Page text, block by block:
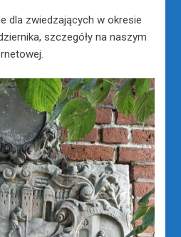
dla zwiedzających w okresie
szczegóły na naszym